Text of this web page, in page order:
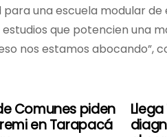
una escuela modular
estudios que potencien una
nos estamos abocando”,
Comunes piden
en Tarapacá